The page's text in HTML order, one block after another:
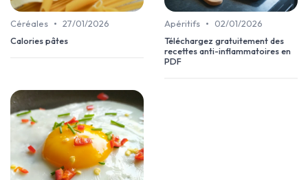
Céréales • 27/01/2026
Calories pâtes
Apéritifs •
02/01/2026
Téléchargez gratuitement des
recettes anti-inflammatoires en
PDF